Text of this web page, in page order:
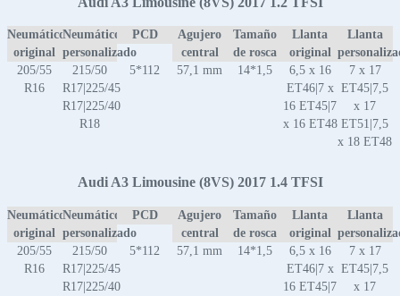
Neumático
original
Neumático
personalizado
PCD
Agujero
central
Tamaño
de rosca
Llanta
original
Llanta
205/55
R16
215/50
R17|225/45
R17|225/40
R18
5*112 57,1 mm 14*1,5
6,5 x 16
ET46|7 x
16 ET45|7
x 16 ET48
7 x 17
ET45|7,5
x 17
ET51|7,5
x 18 ET48
Audi A3 Limousine (8VS) 2017 1.4 TFSI
Neumático
original
Neumático
personalizado
PCD
Agujero
central
Tamaño
de rosca
Llanta
original
Llanta
205/55
R16
215/50
R17|225/45
R17|225/40
5*112 57,1 mm 14*1,5
6,5 x 16
ET46|7 x
16 ET45|7
7 x 17
ET45|7,5
x 17